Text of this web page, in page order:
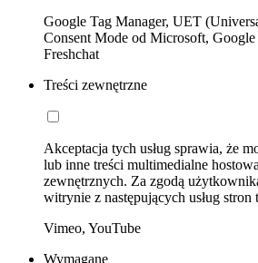
Google Tag Manager, UET
Consent Mode od Microsoft,
Freshchat
Treści zewnętrzne
Akceptacja tych usług sprawia, że
lub inne treści multimedialne
zewnętrznych. Za zgodą
witrynie z następujących usług stron
Vimeo, YouTube
Wymagane